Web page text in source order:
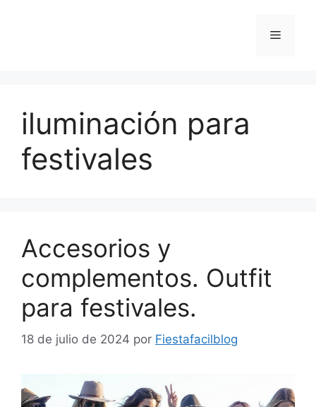
Menú
iluminación para
festivales
Accesorios y
complementos. Outfit
para festivales.
18 de julio de 2024 por Fiestafacilblog